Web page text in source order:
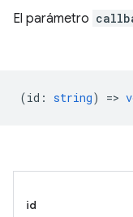
El parámetro
(id : string) =>
id